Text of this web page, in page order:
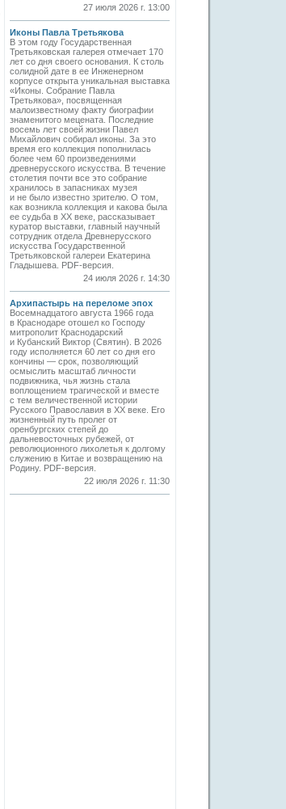
27 июля 2026 г. 13:00
Иконы Павла Третьякова
В этом году Государственная
Третьяковская галерея отмечает 170
лет со дня своего основания. К столь
солидной дате в ее Инженерном
корпусе открыта уникальная выставка
«Иконы. Собрание Павла
Третьякова», посвященная
малоизвестному факту биографии
знаменитого мецената. Последние
восемь лет своей жизни Павел
Михайлович собирал иконы. За это
время его коллекция пополнилась
более чем 60 произведениями
древнерусского искусства. В течение
столетия почти все это собрание
хранилось в запасниках музея
и не было известно зрителю. О том,
как возникла коллекция и какова была
ее судьба в ХХ веке, рассказывает
куратор выставки, главный научный
сотрудник отдела Древнерусского
искусства Государственной
Третьяковской галереи Екатерина
Гладышева. PDF-версия.
24 июля 2026 г. 14:30
Архипастырь на переломе эпох
Восемнадцатого августа 1966 года
в Краснодаре отошел ко Господу
митрополит Краснодарский
и Кубанский Виктор (Святин). В 2026
году исполняется 60 лет со дня его
кончины — срок, позволяющий
осмыслить масштаб личности
подвижника, чья жизнь стала
воплощением трагической и вместе
с тем величественной истории
Русского Православия в XX веке. Его
жизненный путь пролег от
оренбургских степей до
дальневосточных рубежей, от
революционного лихолетья к долгому
служению в Китае и возвращению на
Родину. PDF-версия.
22 июля 2026 г. 11:30